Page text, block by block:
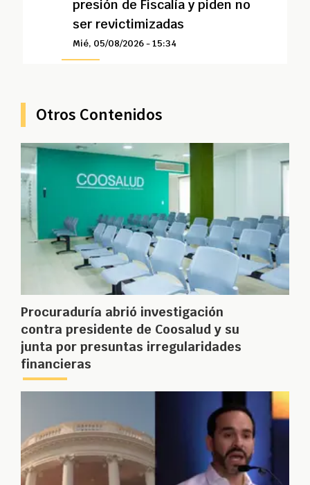
presión de Fiscalía y piden no
ser revictimizadas
Mié, 05/08/2026 - 15:34
Otros Contenidos
Procuraduría abrió investigación
contra presidente de Coosalud y su
junta por presuntas irregularidades
financieras